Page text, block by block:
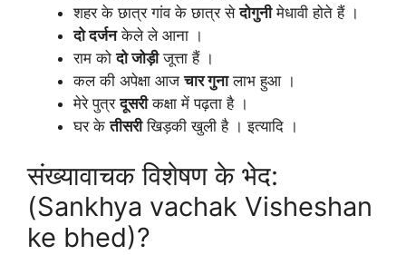
शहर के छात्र गांव के छात्र सेदोगुनीमेधावी होते हैं ।
दो दर्जनकेले ले आना ।
राम कोदो जोड़ीजूत्ता हैं ।
कल की अपेक्षा आजचार गुनालाभ हुआ ।
मेरे पुत्रदूसरीकक्षा में पढ़ता है ।
घर केतीसरीखिड़की खुली है । इत्यादि ।
संख्यावाचक विशेषण के भेद:
(Sankhya vachak Visheshan
ke bhed)?